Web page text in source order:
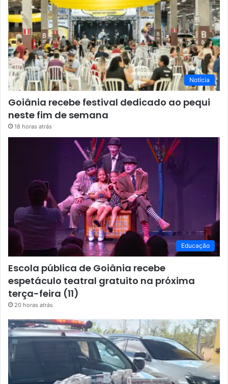
Notícia
Goiânia recebe festival dedicado ao pequi
neste fim de semana
18 horas atrás
Educação
Escola pública de Goiânia recebe
espetáculo teatral gratuito na próxima
terça-feira (11)
20 horas atrás